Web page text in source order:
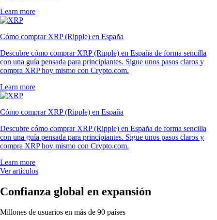
Learn more
Cómo comprar XRP (Ripple) en España
Descubre cómo comprar XRP (Ripple) en España de forma sencilla
con una guía pensada para principiantes. Sigue unos pasos claros y
compra XRP hoy mismo con Crypto.com.
Learn more
Cómo comprar XRP (Ripple) en España
Descubre cómo comprar XRP (Ripple) en España de forma sencilla
con una guía pensada para principiantes. Sigue unos pasos claros y
compra XRP hoy mismo con Crypto.com.
Learn more
Ver artículos
Confianza global en expansión
Millones de usuarios en más de 90 países